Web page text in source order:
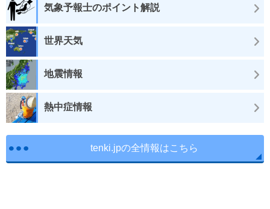
気象予報士のポイント解説
世界天気
地震情報
熱中症情報
tenki.jpの全情報はこちら